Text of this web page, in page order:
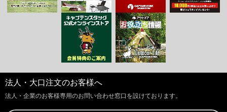
法人・大口注文のお客様へ
法人・企業のお客様専用のお問い合わせ窓口を設けております。